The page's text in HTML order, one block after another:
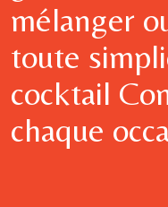
mélanger
toute
cocktail
chaque